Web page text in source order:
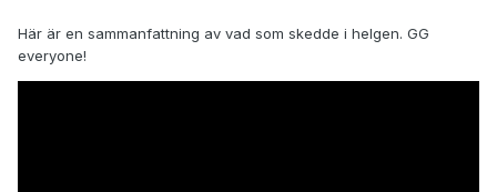
Här är en sammanfattning av vad som skedde i helgen. GG
everyone!